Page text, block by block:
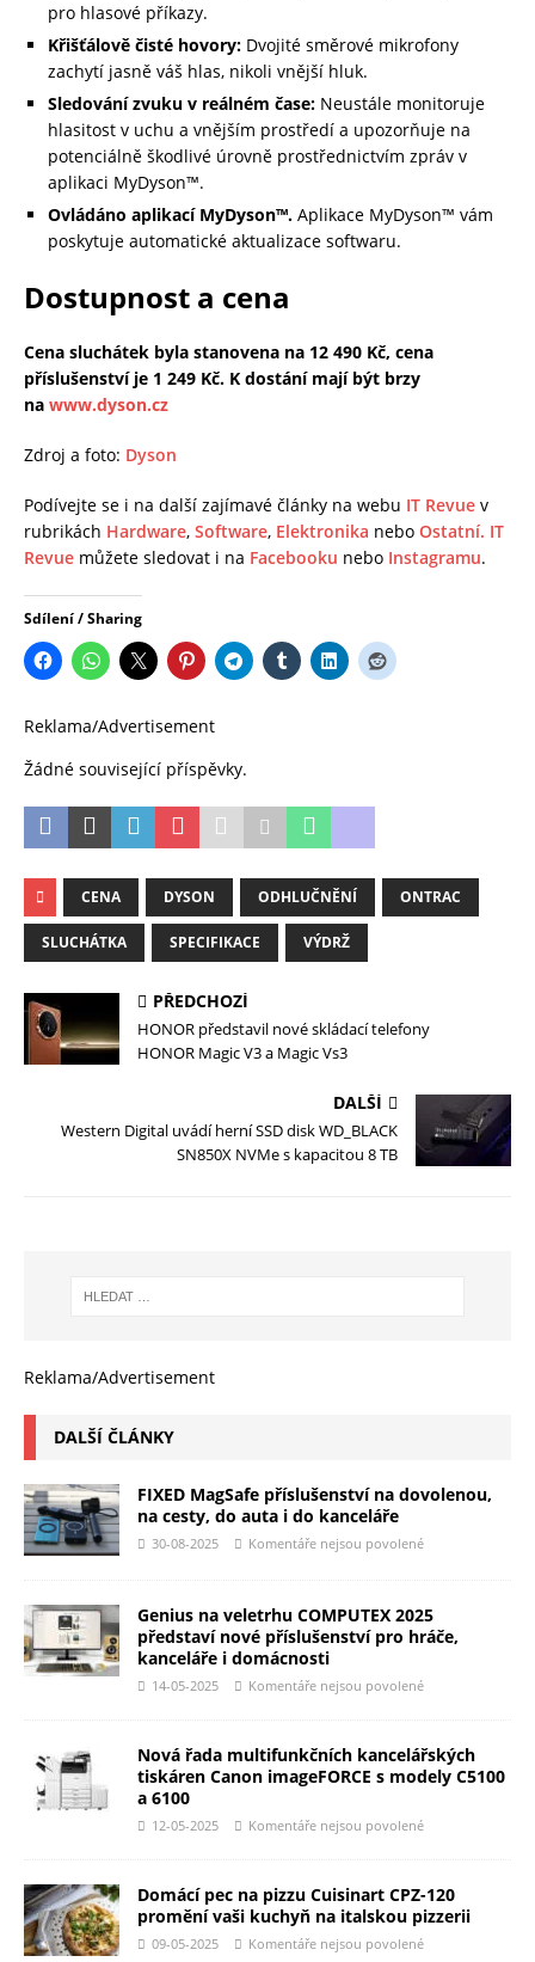
pro hlasové příkazy.
Křišťálově čisté hovory: Dvojité směrové mikrofony
zachytí jasně váš hlas, nikoli vnější hluk.
Sledování zvuku v reálném čase: Neustále monitoruje
hlasitost v uchu a vnějším prostředí a upozorňuje na
potenciálně škodlivé úrovně prostřednictvím zpráv v
aplikaci MyDyson™.
Ovládáno aplikací MyDyson™. Aplikace MyDyson™ vám
poskytuje automatické aktualizace softwaru.
Dostupnost a cena
Cena sluchátek byla stanovena na 12 490 Kč, cena
příslušenství je 1 249 Kč. K dostání mají být brzy
na www.dyson.cz
Zdroj a foto: Dyson
Podívejte se i na další zajímavé články na webu IT Revue v
rubrikách Hardware, Software, Elektronika nebo Ostatní. IT
Revue můžete sledovat i na Facebooku nebo Instagramu.
Sdílení / Sharing
Reklama/Advertisement
Žádné související příspěvky.
CENA DYSON ODHLUČNĚNÍ ONTRAC
SLUCHÁTKA SPECIFIKACE VÝDRŽ
PŘEDCHOZÍ
HONOR představil nové skládací telefony
HONOR Magic V3 a Magic Vs3
DALŠÍ
Western Digital uvádí herní SSD disk WD_BLACK
SN850X NVMe s kapacitou 8 TB
Reklama/Advertisement
DALŠÍ ČLÁNKY
FIXED MagSafe příslušenství na dovolenou,
na cesty, do auta i do kanceláře
30-08-2025 Komentáře nejsou povolené
Genius na veletrhu COMPUTEX 2025
představí nové příslušenství pro hráče,
kanceláře i domácnosti
14-05-2025 Komentáře nejsou povolené
Nová řada multifunkčních kancelářských
tiskáren Canon imageFORCE s modely C5100
a 6100
12-05-2025 Komentáře nejsou povolené
Domácí pec na pizzu Cuisinart CPZ-120
promění vaši kuchyň na italskou pizzerii
09-05-2025 Komentáře nejsou povolené